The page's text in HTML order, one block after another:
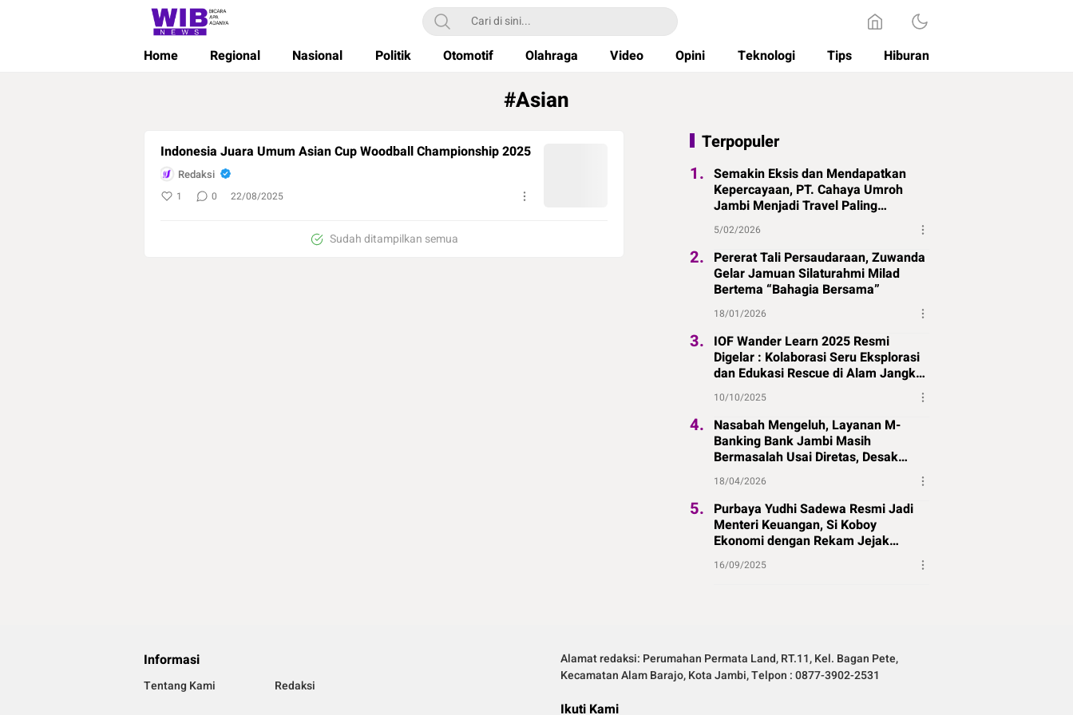
Wibnews
Waktu Indonesia Bicara
Home Regional Nasional Politik Otomotif Olahraga Video Opini Teknologi Tips Hiburan
#Asian
Indonesia Juara Umum Asian Cup Woodball Championship 2025
Redaksi
1 0 22/08/2025
Sudah ditampilkan semua
Terpopuler
1. Semakin Eksis dan Mendapatkan
Kepercayaan, PT. Cahaya Umroh
Jambi Menjadi Travel Paling
Direkomendasikan di Jambi
5/02/2026
2. Pererat Tali Persaudaraan, Zuwanda
Gelar Jamuan Silaturahmi Milad
Bertema “Bahagia Bersama”
18/01/2026
3. IOF Wander Learn 2025 Resmi
Digelar : Kolaborasi Seru Eksplorasi
dan Edukasi Rescue di Alam Jangkat
Merangin
10/10/2025
4. Nasabah Mengeluh, Layanan M-
Banking Bank Jambi Masih
Bermasalah Usai Diretas, Desak
Perbaikan Segera
18/04/2026
5. Purbaya Yudhi Sadewa Resmi Jadi
Menteri Keuangan, Si Koboy
Ekonomi dengan Rekam Jejak
Panjang
16/09/2025
Informasi
Tentang Kami Redaksi
Alamat redaksi: Perumahan Permata Land, RT.11, Kel. Bagan Pete,
Kecamatan Alam Barajo, Kota Jambi, Telpon : 0877-3902-2531
Ikuti Kami